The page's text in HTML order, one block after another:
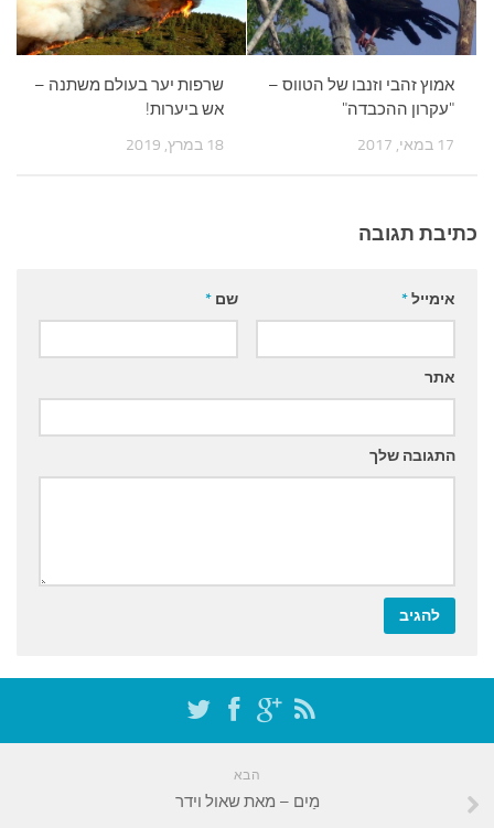
שרפות יער בעולם משתנה –
אש ביערות!
18 במרץ, 2019
אמוץ זהבי וזנבו של הטווס –
"עקרון ההכבדה"
17 במאי, 2017
כתיבת תגובה
שם * אימייל*
אתר
התגובה שלך
הבא
מַיִם – מאת שאול וידר